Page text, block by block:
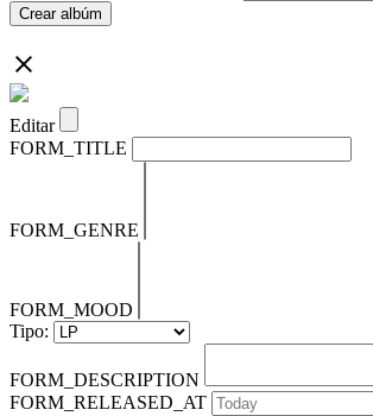
Crear albúm
Editar
FORM_TITLE
FORM_GENRE
FORM_MOOD
Tipo:
FORM_DESCRIPTION
FORM_RELEASED_AT